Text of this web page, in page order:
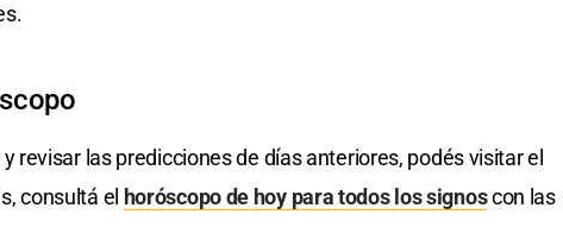
y revisar las predicciones de días anteriores, podés visitar el
consultá el horóscopo de hoy para todos los signoscon las